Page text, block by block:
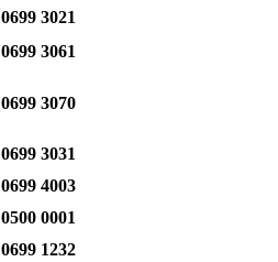
0699 3021
0699 3061
0699 3070
0699 3031
0699 4003
0500 0001
0699 1232